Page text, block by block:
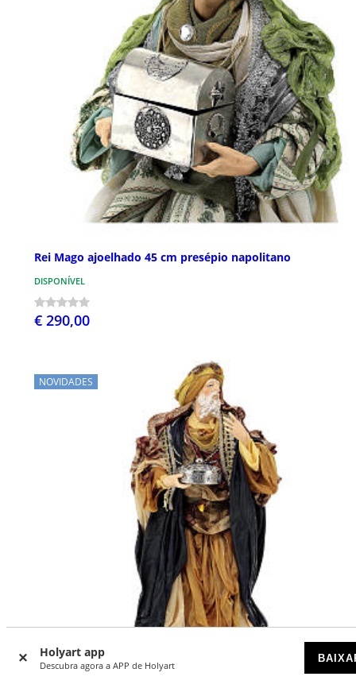
Holyart app
Descubra agora a APP de Holyart
Rei Mago ajoelhado 45 cm presépio napolitano
DISPONÍVEL
€ 290,00
NOVIDADES